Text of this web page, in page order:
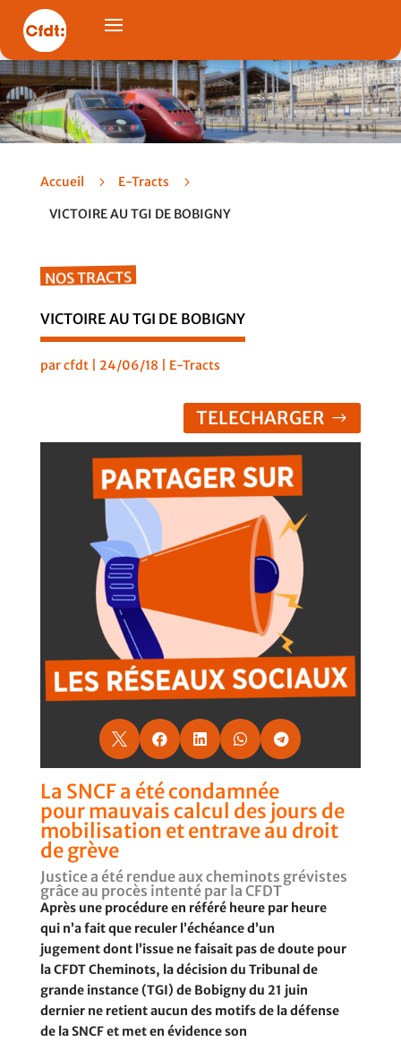
Accueil 5 E-Tracts
5
VICTOIRE AU TGI DE BOBIGNY
NOS TRACTS
VICTOIRE AU TGI DE BOBIGNY
parcfdt| 24/06/18| E-Tracts
TELECHARGER
    
La SNCF a été condamnée
pour mauvais calcul des jours de
mobilisation et entrave au droit
de grève
Justice a été rendue aux cheminots grévistes
grâce au procès intenté par la CFDT
Après une procédure en référé heure par heure
qui n’a fait que reculer l’échéance d’un
jugement dont l’issue ne faisait pas de doute pour
la CFDT Cheminots, la décision du Tribunal de
grande instance (TGI) de Bobigny du 21 juin
dernier ne retient aucun des motifs de la défense
de la SNCF et met en évidence son